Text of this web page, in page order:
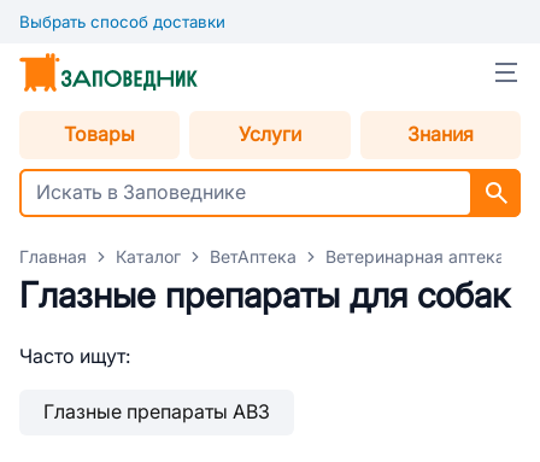
Выбрать способ доставки
Товары Услуги Знания
Главная Каталог ВетАптека Ветеринарная аптека
Глазные препараты для собак
Часто ищут:
Глазные препараты АВЗ